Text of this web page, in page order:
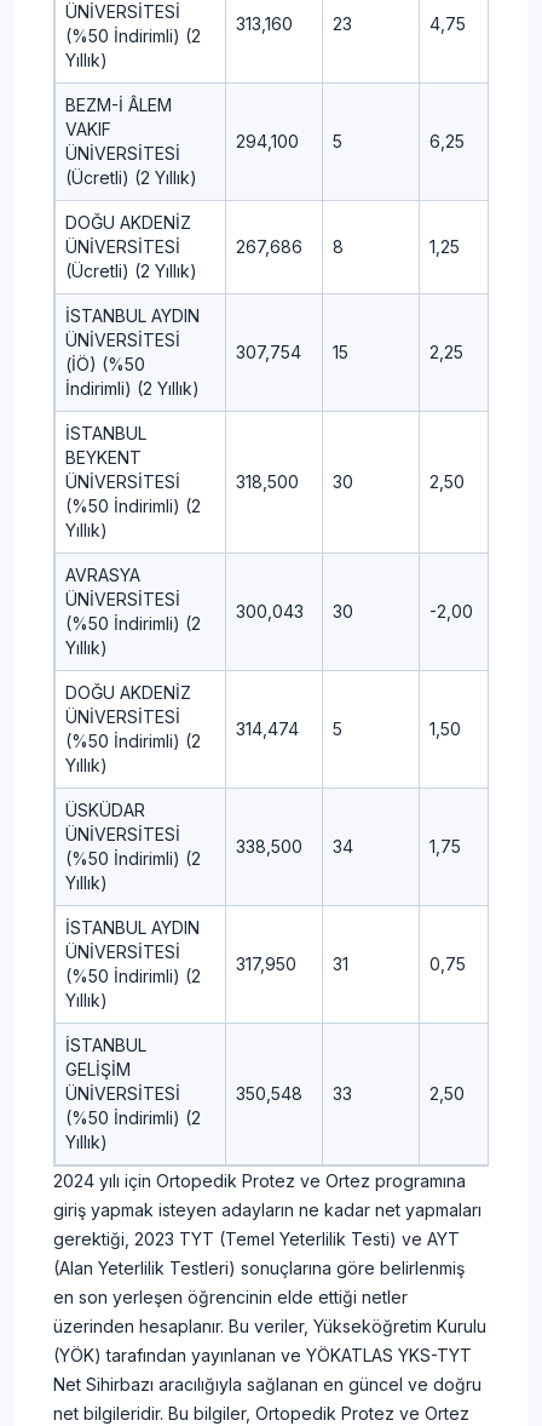
ÜNİVERSİTESİ
(%50 İndirimli) (2
Yıllık)
313,160 23 4,75
BEZM-İ ÂLEM
VAKIF
ÜNİVERSİTESİ
(Ücretli) (2 Yıllık)
294,100 5 6,25
DOĞU AKDENİZ
ÜNİVERSİTESİ
(Ücretli) (2 Yıllık)
267,686 8 1,25
İSTANBUL AYDIN
ÜNİVERSİTESİ
(İÖ) (%50
İndirimli) (2 Yıllık)
307,754 15 2,25
İSTANBUL
BEYKENT
ÜNİVERSİTESİ
(%50 İndirimli) (2
Yıllık)
318,500 30 2,50
AVRASYA
ÜNİVERSİTESİ
(%50 İndirimli) (2
Yıllık)
300,043 30 -2,00
DOĞU AKDENİZ
ÜNİVERSİTESİ
(%50 İndirimli) (2
Yıllık)
314,474 5 1,50
ÜSKÜDAR
ÜNİVERSİTESİ
(%50 İndirimli) (2
Yıllık)
338,500 34 1,75
İSTANBUL AYDIN
ÜNİVERSİTESİ
(%50 İndirimli) (2
Yıllık)
317,950 31 0,75
İSTANBUL
GELİŞİM
ÜNİVERSİTESİ
(%50 İndirimli) (2
Yıllık)
350,548 33 2,50
2024 yılı için Ortopedik Protez ve Ortez programına
giriş yapmak isteyen adayların ne kadar net yapmaları
gerektiği, 2023 TYT (Temel Yeterlilik Testi) ve AYT
(Alan Yeterlilik Testleri) sonuçlarına göre belirlenmiş
en son yerleşen öğrencinin elde ettiği netler
üzerinden hesaplanır. Bu veriler, Yükseköğretim Kurulu
(YÖK) tarafından yayınlanan ve YÖKATLAS YKS-TYT
Net Sihirbazı aracılığıyla sağlanan en güncel ve doğru
net bilgileridir. Bu bilgiler, Ortopedik Protez ve Ortez